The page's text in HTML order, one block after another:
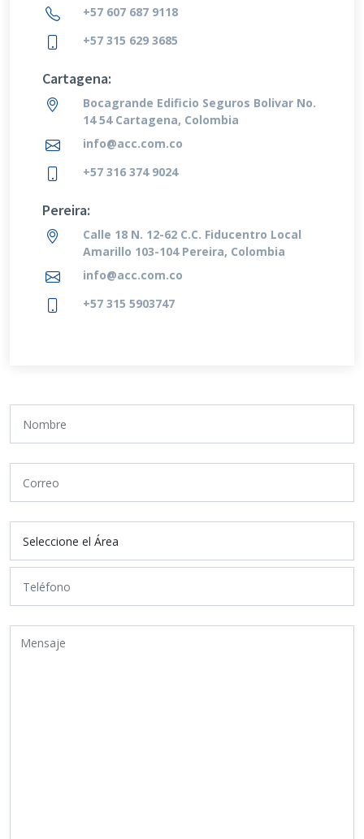
+57 607 687 9118
+57 315 629 3685
Cartagena:
Bocagrande Edificio Seguros Bolivar No.
14 54 Cartagena, Colombia
info@acc.com.co
+57 316 374 9024
Pereira:
Calle 18 N. 12-62 C.C. Fiducentro Local
Amarillo 103-104 Pereira, Colombia
info@acc.com.co
+57 315 5903747